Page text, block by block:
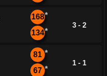
168*
134*
3 - 2
81 *
67 *
1 - 1